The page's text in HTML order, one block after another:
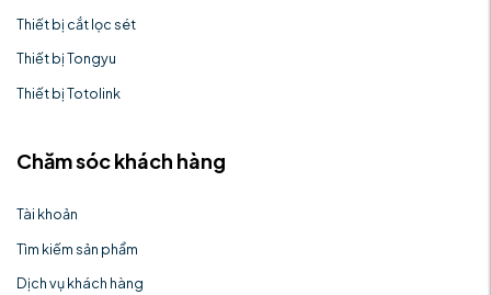
Thiết bị cắt lọc sét
Thiết bị Tongyu
Thiết bị Totolink
Chăm sóc khách hàng
Tài khoản
Tìm kiếm sản phẩm
Dịch vụ khách hàng